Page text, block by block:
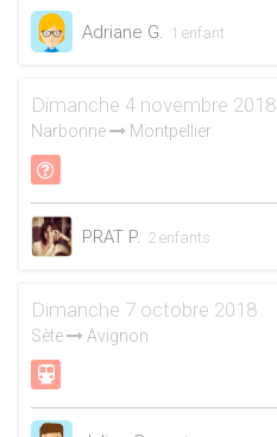
Adriane G. 1 enfant
Dimanche 4 novembre 2018
Narbonne Montpellier
PRAT P. 2 enfants
Dimanche 7 octobre 2018
Sète Avignon